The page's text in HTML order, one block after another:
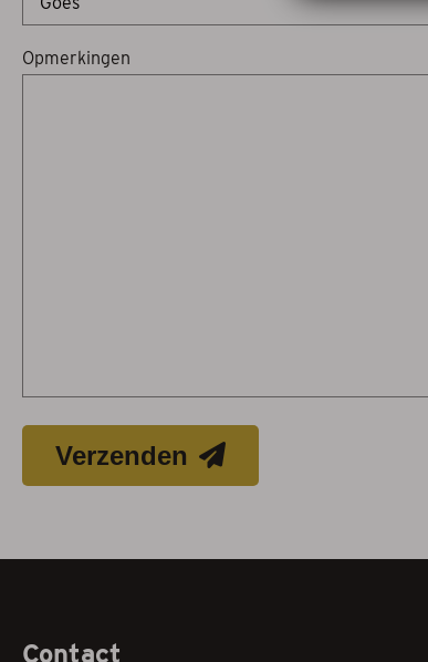
Opmerkingen
Verzenden
Contact